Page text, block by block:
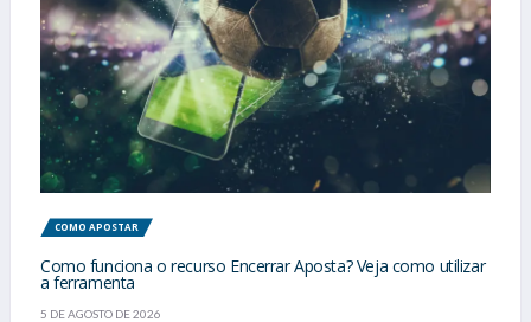
COMO APOSTAR
Como funciona o recurso Encerrar Aposta? Veja como utilizar
a ferramenta
5 DE AGOSTO DE 2026